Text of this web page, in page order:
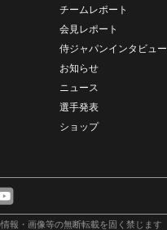
チームレポート
会見レポート
侍ジャパンインタビュー
お知らせ
ニュース
選手発表
ショップ
報・画像等の無断転載を固く禁じます